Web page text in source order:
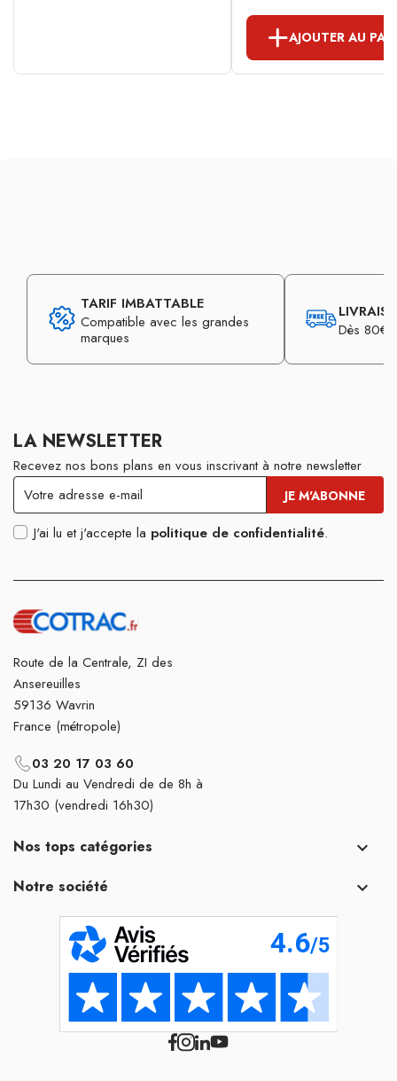
AJOUTER AU
TARIF IMBATTABLE
Compatible avec les grandes
marques
Dès 80€
LA NEWSLETTER
Recevez nos bons plans en vous inscrivant à notre newsletter
J'ai lu et j'accepte la politique de confidentialité.
Route de la Centrale, ZI des
Ansereuilles
59136 Wavrin
France (métropole)
03 20 17 03 60
Du Lundi au Vendredi de de 8h à
17h30 (vendredi 16h30)
Nos tops catégories 
Notre société 